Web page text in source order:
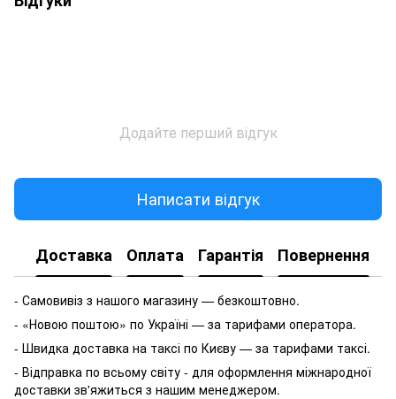
Додайте перший відгук
Написати відгук
Доставка Оплата Гарантія Повернення
- Самовивіз з нашого магазину — безкоштовно.
- «Новою поштою» по Україні — за тарифами оператора.
- Швидка доставка на таксі по Києву — за тарифами таксі.
- Відправка по всьому світу - для оформлення міжнародної
доставки зв'яжиться з нашим менеджером.